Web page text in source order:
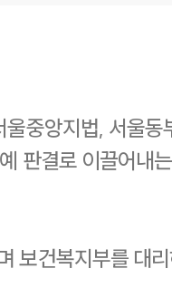
중앙지법, 서울동
판결로 이끌어내
보건복지부를 대